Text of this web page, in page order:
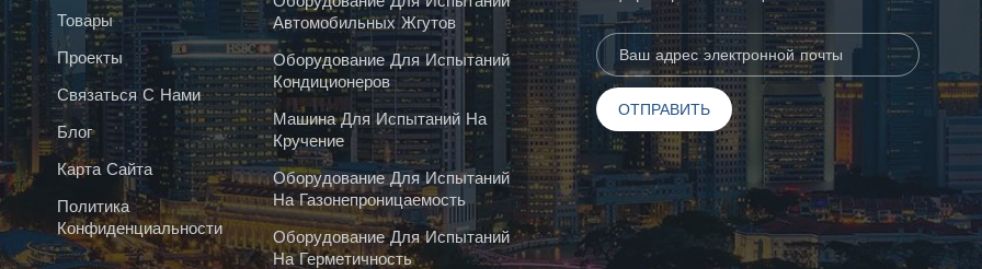
Товары
Проекты
Связаться С Нами
Блог
Карта Сайта
Политика
Конфиденциальности
Автомобильных Жгутов
Оборудование Для Испытаний
Кондиционеров
Машина Для Испытаний На
Кручение
Оборудование Для Испытаний
На Газонепроницаемость
Оборудование Для Испытаний
На Герметичность